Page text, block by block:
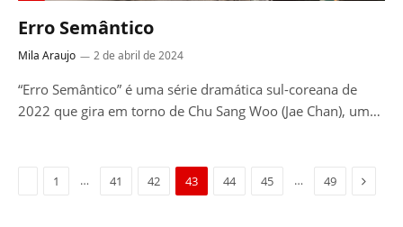
Erro Semântico
Mila Araujo 2 de abril de 2024
“Erro Semântico” é uma série dramática sul-coreana de
2022 que gira em torno de Chu Sang Woo (Jae Chan), um…
Previous
1 … 41 42 43 44 45 … 49 Next